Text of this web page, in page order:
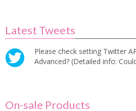
Latest Tweets
Please check setting Twitter
Advanced? (Detailed info:
On-sale Products